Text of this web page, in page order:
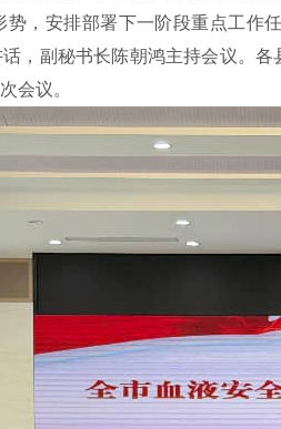
，安排部署下一阶段重点工作
，副秘书长陈朝鸿主持会议。各
会议。